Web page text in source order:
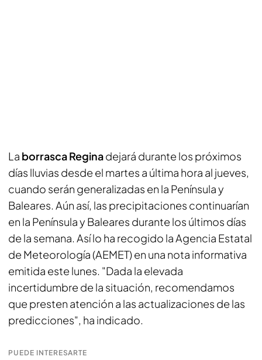
La borrasca Reginadejará durante los próximos
días lluvias desde el martes a última hora al jueves,
cuando serán generalizadas en la Península y
Baleares. Aún así, las precipitaciones continuarían
en la Península y Baleares durante los últimos días
de la semana. Así lo ha recogido la Agencia Estatal
de Meteorología (AEMET) en una nota informativa
emitida este lunes. "Dada la elevada
incertidumbre de la situación, recomendamos
que presten atención a las actualizaciones de las
predicciones", ha indicado.
PUEDE INTERESARTE